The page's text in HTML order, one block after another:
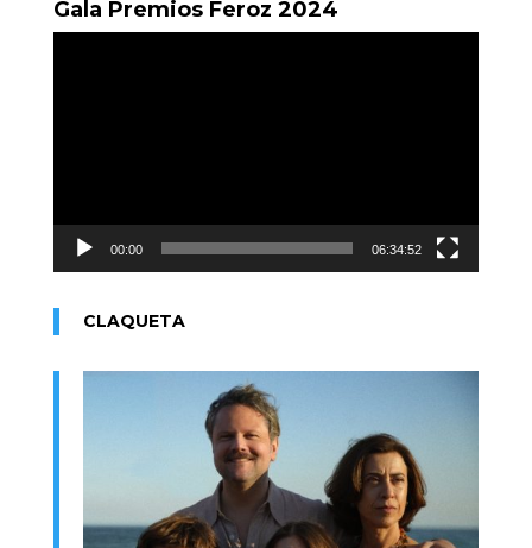
Gala Premios Feroz 2024
00:00 06:34:52
CLAQUETA